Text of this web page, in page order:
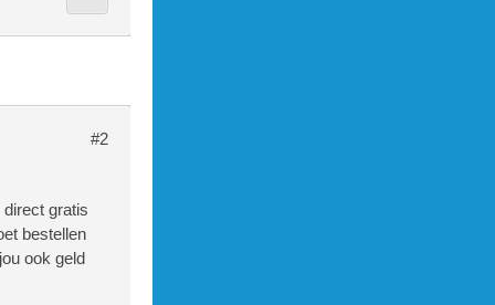
#2
gratis
bestellen
ook geld